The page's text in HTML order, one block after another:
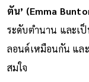
ตัน’ (Emma
ระดับตำนาน และเ
ลอนด์เหมือนกัน แล
สมใจ